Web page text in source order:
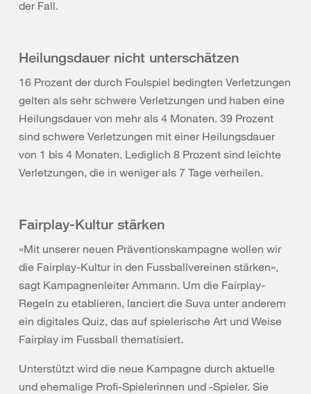
der Fall.
Heilungsdauer nicht unterschätzen
16 Prozent der durch Foulspiel bedingten Verletzungen
gelten als sehr schwere Verletzungen und haben eine
Heilungsdauer von mehr als 4 Monaten. 39 Prozent
sind schwere Verletzungen mit einer Heilungsdauer
von 1 bis 4 Monaten. Lediglich 8 Prozent sind leichte
Verletzungen, die in weniger als 7 Tage verheilen.
Fairplay-Kultur stärken
«Mit unserer neuen Präventionskampagne wollen wir
die Fairplay-Kultur in den Fussballvereinen stärken»,
sagt Kampagnenleiter Ammann. Um die Fairplay-
Regeln zu etablieren, lanciert die Suva unter anderem
ein digitales Quiz, das auf spielerische Art und Weise
Fairplay im Fussball thematisiert.
Unterstützt wird die neue Kampagne durch aktuelle
und ehemalige Profi-Spielerinnen und -Spieler. Sie